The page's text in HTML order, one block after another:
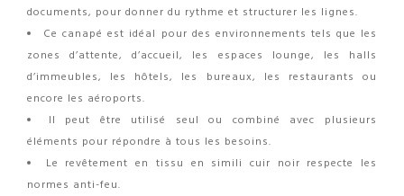
documents, pour donner du rythme et structurer les lignes.
Ce canapé est idéal pour des environnements tels que les
zones d’attente, d’accueil, les espaces lounge, les halls
d’immeubles, les hôtels, les bureaux, les restaurants ou
encore les aéroports.
Il peut être utilisé seul ou combiné avec plusieurs
éléments pour répondre à tous les besoins.
Le revêtement en tissu en simili cuir noir respecte les
normes anti-feu.